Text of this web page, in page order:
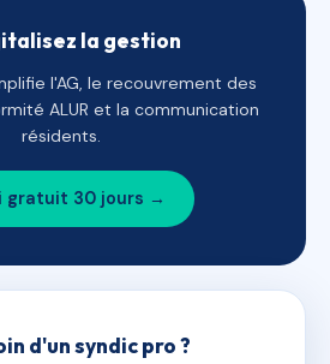
la gestion
l'AG, le recouvrement des
ALUR et la communication
résidents.
gratuit 30 jours →
d'un syndic pro ?